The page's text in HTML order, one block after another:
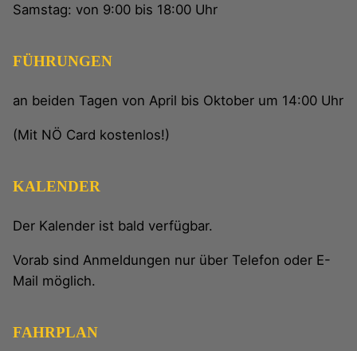
Samstag: von 9:00 bis 18:00 Uhr
FÜHRUNGEN
an beiden Tagen von April bis Oktober um 14:00 Uhr
(Mit NÖ Card kostenlos!)
KALENDER
Der Kalender ist bald verfügbar.
Vorab sind Anmeldungen nur über Telefon oder E-
Mail möglich.
FAHRPLAN